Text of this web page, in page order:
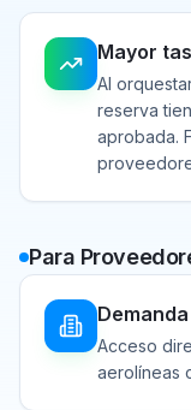
Mayor
Al
reserva
aprobada.
Para
Acceso
aerolíneas